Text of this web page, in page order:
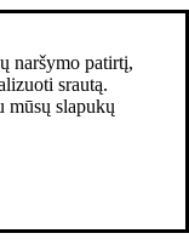
naršymo patirtį,
srautą.
mūsų slapukų